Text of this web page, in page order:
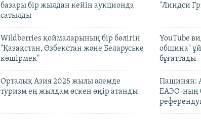
базары бір жылдан кейін аукционда
сатылды
"Линдси
Wildberries қоймаларының бір бөлігін
"Қазақстан, Өзбекстан және Беларуське
көшірмек"
YouTube
община"
бұғаттады
Орталық Азия 2025 жылы әлемде
туризм ең жылдам өскен өңір атанды
Пашинян:
ЕАЭО-ның